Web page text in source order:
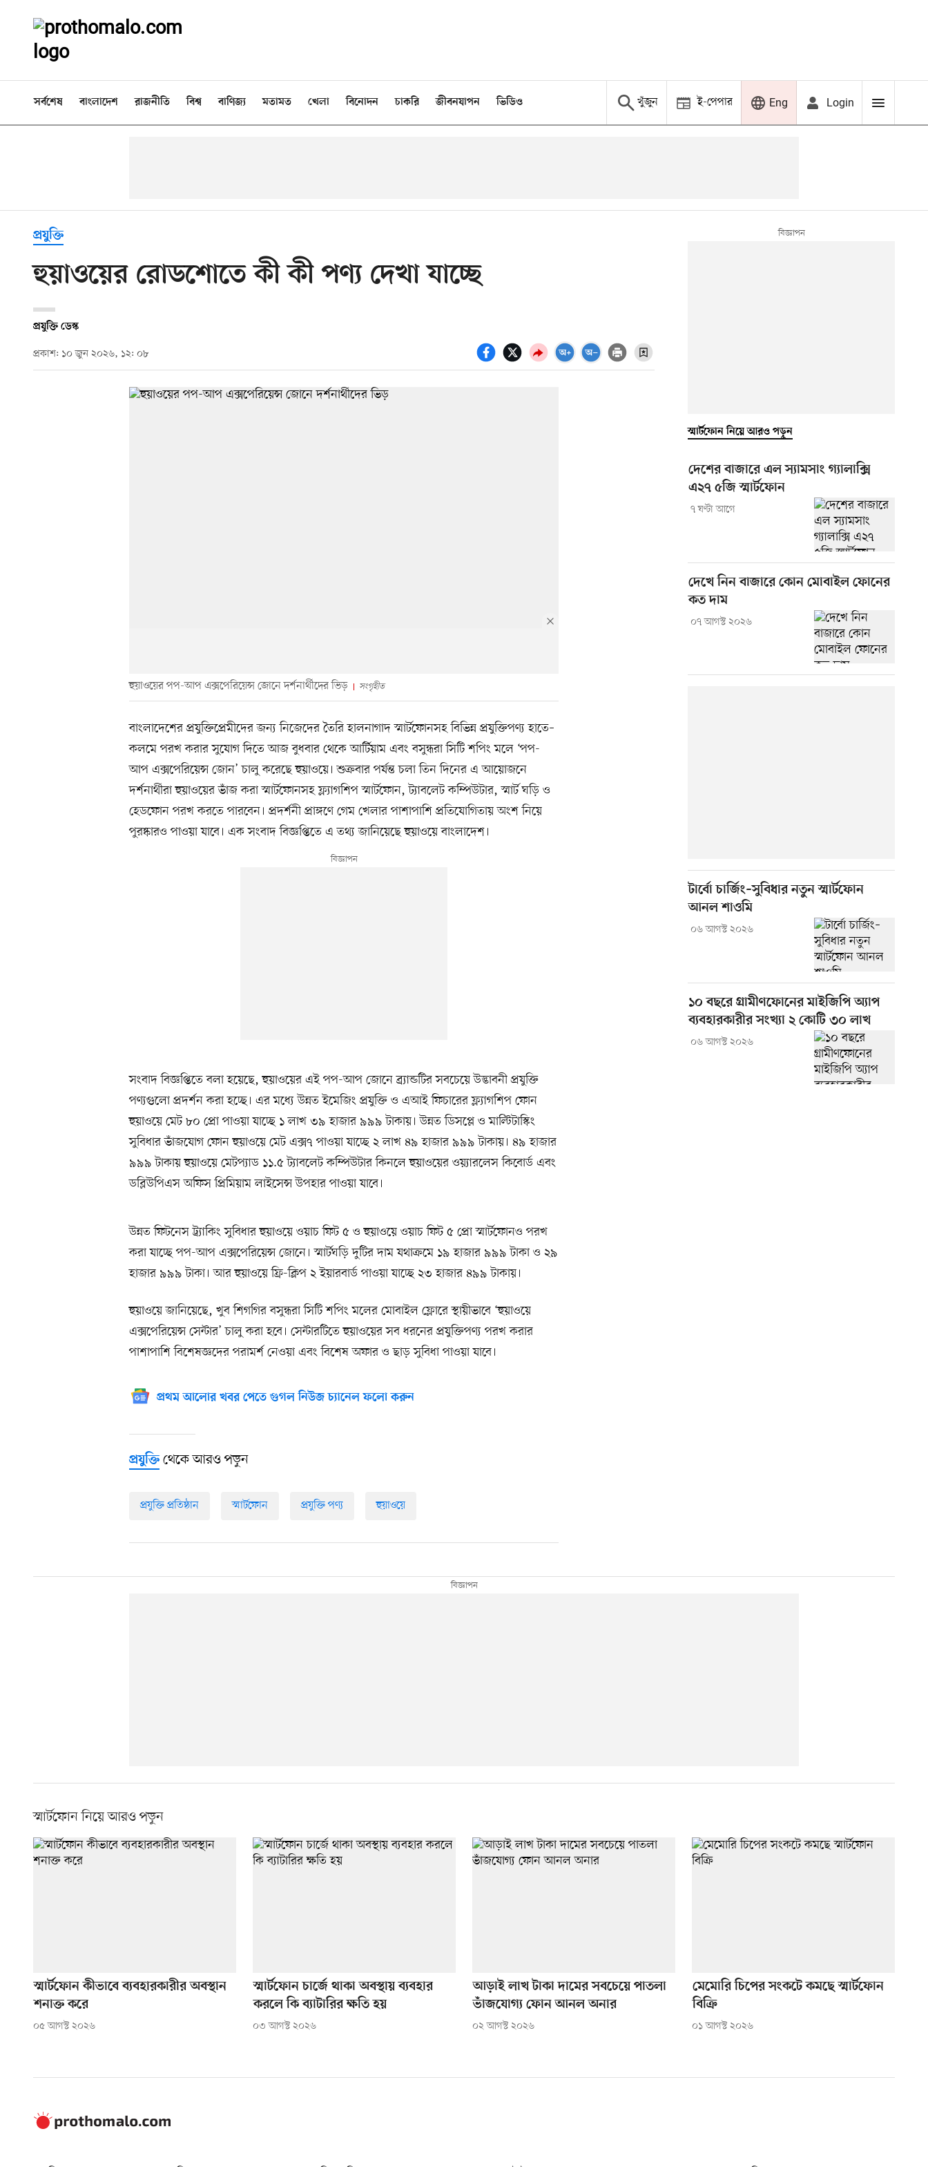
সর্বশেষ বাংলাদেশ রাজনীতি বিশ্ব বাণিজ্য মতামত খেলা বিনোদন চাকরি জীবনযাপন ভিডিও খুঁজুন ই-পেপার Eng Login
প্রযুক্তি
হুয়াওয়ের রোডশোতে কী কী পণ্য দেখা যাচ্ছে
প্রযুক্তি ডেস্ক
প্রকাশ: ১০ জুন ২০২৬, ১২: ০৮
হুয়াওয়ের পপ-আপ এক্সপেরিয়েন্স জোনে দর্শনার্থীদের ভিড় সংগৃহীত
বাংলাদেশের প্রযুক্তিপ্রেমীদের জন্য নিজেদের তৈরি হালনাগাদ স্মার্টফোনসহ বিভিন্ন প্রযুক্তিপণ্য হাতে–
কলমে পরখ করার সুযোগ দিতে আজ বুধবার থেকে আর্টিয়াম এবং বসুন্ধরা সিটি শপিং মলে ‘পপ-
আপ এক্সপেরিয়েন্স জোন’ চালু করেছে হুয়াওয়ে। শুক্রবার পর্যন্ত চলা তিন দিনের এ আয়োজনে
দর্শনার্থীরা হুয়াওয়ের ভাঁজ করা স্মার্টফোনসহ ফ্ল্যাগশিপ স্মার্টফোন, ট্যাবলেট কম্পিউটার, স্মার্ট ঘড়ি ও
হেডফোন পরখ করতে পারবেন। প্রদর্শনী প্রাঙ্গণে গেম খেলার পাশাপাশি প্রতিযোগিতায় অংশ নিয়ে
পুরষ্কারও পাওয়া যাবে। এক সংবাদ বিজ্ঞপ্তিতে এ তথ্য জানিয়েছে হুয়াওয়ে বাংলাদেশ।
সংবাদ বিজ্ঞপ্তিতে বলা হয়েছে, হুয়াওয়ের এই পপ-আপ জোনে ব্র্যান্ডটির সবচেয়ে উদ্ভাবনী প্রযুক্তি
পণ্যগুলো প্রদর্শন করা হচ্ছে। এর মধ্যে উন্নত ইমেজিং প্রযুক্তি ও এআই ফিচারের ফ্ল্যাগশিপ ফোন
হুয়াওয়ে মেট ৮০ প্রো পাওয়া যাচ্ছে ১ লাখ ৩৯ হাজার ৯৯৯ টাকায়। উন্নত ডিসপ্লে ও মাল্টিটাস্কিং
সুবিধার ভাঁজযোগ ফোন হুয়াওয়ে মেট এক্স৭ পাওয়া যাচ্ছে ২ লাখ ৪৯ হাজার ৯৯৯ টাকায়। ৪৯ হাজার
৯৯৯ টাকায় হুয়াওয়ে মেটপ্যাড ১১.৫ ট্যাবলেট কম্পিউটার কিনলে হুয়াওয়ের ওয়্যারলেস কিবোর্ড এবং
ডব্লিউপিএস অফিস প্রিমিয়াম লাইসেন্স উপহার পাওয়া যাবে।
উন্নত ফিটনেস ট্র্যাকিং সুবিধার হুয়াওয়ে ওয়াচ ফিট ৫ ও হুয়াওয়ে ওয়াচ ফিট ৫ প্রো স্মার্টফোনও পরখ
করা যাচ্ছে পপ-আপ এক্সপেরিয়েন্স জোনে। স্মার্টঘড়ি দুটির দাম যথাক্রমে ১৯ হাজার ৯৯৯ টাকা ও ২৯
হাজার ৯৯৯ টাকা। আর হুয়াওয়ে ফ্রি-ক্লিপ ২ ইয়ারবার্ড পাওয়া যাচ্ছে ২৩ হাজার ৪৯৯ টাকায়।
হুয়াওয়ে জানিয়েছে, খুব শিগগির বসুন্ধরা সিটি শপিং মলের মোবাইল ফ্লোরে স্থায়ীভাবে ‘হুয়াওয়ে
এক্সপেরিয়েন্স সেন্টার’ চালু করা হবে। সেন্টারটিতে হুয়াওয়ের সব ধরনের প্রযুক্তিপণ্য পরখ করার
পাশাপাশি বিশেষজ্ঞদের পরামর্শ নেওয়া এবং বিশেষ অফার ও ছাড় সুবিধা পাওয়া যাবে।
প্রথম আলোর খবর পেতে গুগল নিউজ চ্যানেল ফলো করুন
প্রযুক্তি থেকে আরও পড়ুন
প্রযুক্তি প্রতিষ্ঠান স্মার্টফোন প্রযুক্তি পণ্য হুয়াওয়ে
স্মার্টফোন নিয়ে আরও পড়ুন
দেশের বাজারে এল স্যামসাং গ্যালাক্সি
এ২৭ ৫জি স্মার্টফোন
৭ ঘণ্টা আগে
দেখে নিন বাজারে কোন মোবাইল ফোনের
কত দাম
০৭ আগস্ট ২০২৬
টার্বো চার্জিং–সুবিধার নতুন স্মার্টফোন
আনল শাওমি
০৬ আগস্ট ২০২৬
১০ বছরে গ্রামীণফোনের মাইজিপি অ্যাপ
ব্যবহারকারীর সংখ্যা ২ কোটি ৩০ লাখ
০৬ আগস্ট ২০২৬
স্মার্টফোন নিয়ে আরও পড়ুন
স্মার্টফোন কীভাবে ব্যবহারকারীর অবস্থান
শনাক্ত করে
০৫ আগস্ট ২০২৬
স্মার্টফোন চার্জে থাকা অবস্থায় ব্যবহার
করলে কি ব্যাটারির ক্ষতি হয়
০৩ আগস্ট ২০২৬
আড়াই লাখ টাকা দামের সবচেয়ে পাতলা
ভাঁজযোগ্য ফোন আনল অনার
০২ আগস্ট ২০২৬
মেমোরি চিপের সংকটে কমছে স্মার্টফোন
বিক্রি
০১ আগস্ট ২০২৬